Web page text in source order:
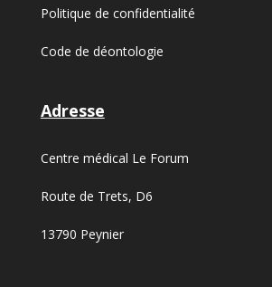
Politique de confidentialité
Code de déontologie
Adresse
Centre médical Le Forum
Route de Trets, D6
13790 Peynier